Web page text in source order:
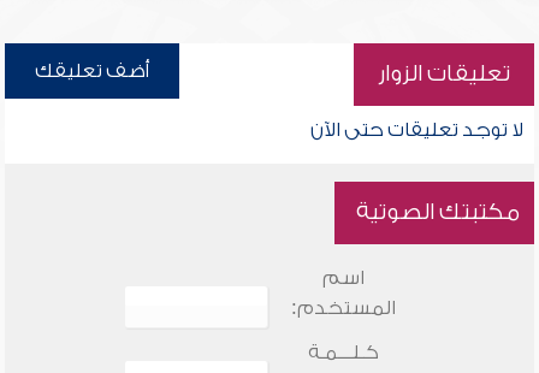
تعليقات الزوار أضف تعليقك
لا توجد تعليقات حتى الآن
مكتبتك الصوتية
اسم
المستخدم:
كـلـــمـة